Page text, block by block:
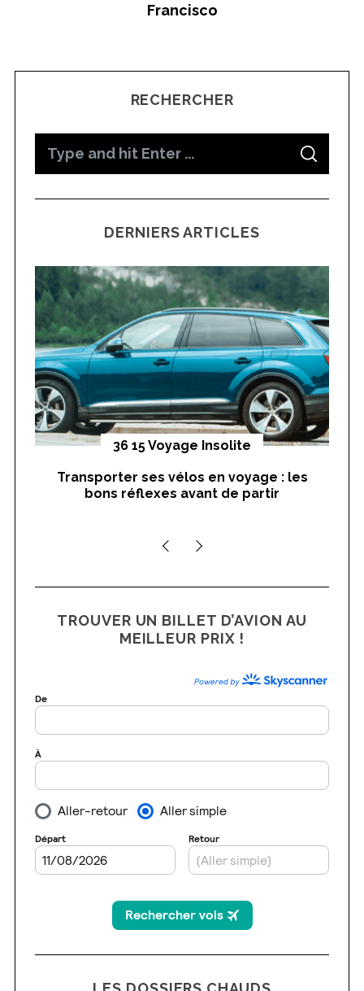
Francisco
RECHERCHER
f
o
r
:
S
A
C
DERNIERS ARTICLES
36 15 Voyage Insolite
Transporter ses vélos en voyage : les
bons réflexes avant de partir
TROUVER UN BILLET D’AVION AU
MEILLEUR PRIX !